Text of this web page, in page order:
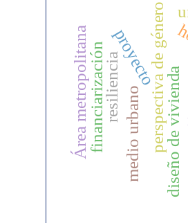
diseño de vivienda
perspectiva de género
proyecto
resiliencia
financiarización
Área metropolitana medio urbano